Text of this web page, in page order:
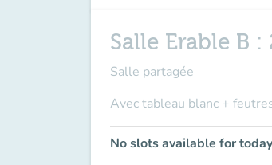
Salle Erable B
Salle partagée
Avec tableau blanc +
No slots available for today